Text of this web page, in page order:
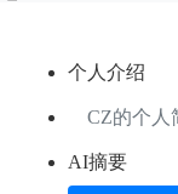
个人介绍
CZ的个人
AI摘要